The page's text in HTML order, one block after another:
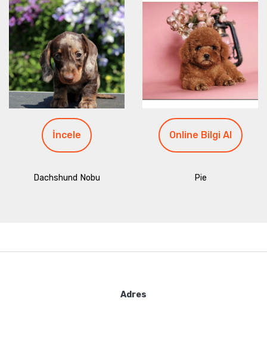
İncele
Dachshund Nobu
Online Bilgi Al
Pie
Adres